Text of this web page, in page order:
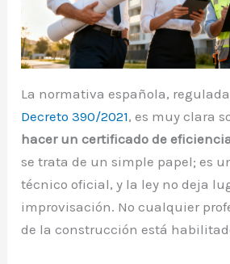
La normativa española,
Decreto 390/2021, es muy clara
hacer un certificado de
se trata de un simple papel; es
técnico oficial, y la ley no deja
improvisación. No cualquier
de la construcción está